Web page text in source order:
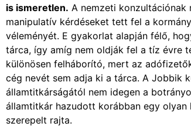
is ismeretlen. A nemzeti konzultációnak
manipulatív kérdéseket tett fel a
véleményét. E gyakorlat alapján félő,
tárca, így amíg nem oldják fel a tíz évre
különösen felháborító, mert az
cég nevét sem adja ki a tárca. A Jobbik
államtitkárságától nem idegen a
államtitkár hazudott korábban egy olyan
szerepelt rajta.